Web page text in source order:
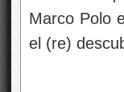
Marco Polo
el (re)